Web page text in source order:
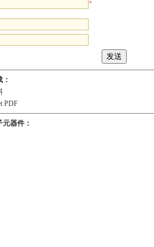
*
PDF
器件：